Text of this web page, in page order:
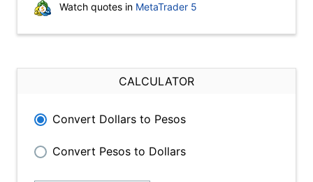
Watch quotes in MetaTrader 5
CALCULATOR
Convert Dollars to Pesos
Convert Pesos to Dollars